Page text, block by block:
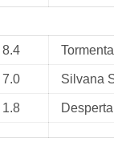
8.4 Tormenta
7.0 Silvana Sin
1.8 Despertar